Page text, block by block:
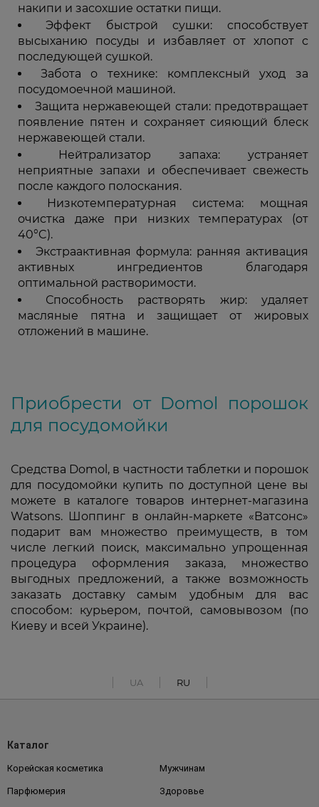
накипи и засохшие остатки пищи.
Эффект быстрой сушки: способствует
высыханию посуды и избавляет от хлопот с
последующей сушкой.
Забота о технике: комплексный уход за
посудомоечной машиной.
Защита нержавеющей стали: предотвращает
появление пятен и сохраняет сияющий блеск
нержавеющей стали.
Нейтрализатор запаха: устраняет
неприятные запахи и обеспечивает свежесть
после каждого полоскания.
Низкотемпературная система: мощная
очистка даже при низких температурах (от
40°C).
Экстраактивная формула: ранняя активация
активных ингредиентов благодаря
оптимальной растворимости.
Способность растворять жир: удаляет
масляные пятна и защищает от жировых
отложений в машине.
Приобрести от Domol порошок
для посудомойки
Средства Domol, в частности таблетки и порошок
для посудомойки купить по доступной цене вы
можете в каталоге товаров интернет-магазина
Watsons. Шоппинг в онлайн-маркете «Ватсонс»
подарит вам множество преимуществ, в том
числе легкий поиск, максимально упрощенная
процедура оформления заказа, множество
выгодных предложений, а также возможность
заказать доставку самым удобным для вас
способом: курьером, почтой, самовывозом (по
Киеву и всей Украине).
UA RU
Каталог
Корейская косметика Мужчинам
Парфюмерия Здоровье